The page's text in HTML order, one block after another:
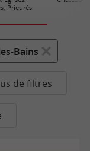
Prieurés
Bains
de filtres